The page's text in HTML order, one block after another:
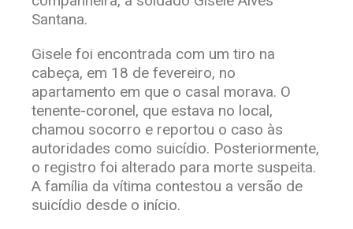
Santana.
Gisele foi encontrada com um tiro na
cabeça, em 18 de fevereiro, no
apartamento em que o casal morava. O
tenente-coronel, que estava no local,
chamou socorro e reportou o caso às
autoridades como suicídio. Posteriormente,
o registro foi alterado para morte suspeita.
A família da vítima contestou a versão de
suicídio desde o início.